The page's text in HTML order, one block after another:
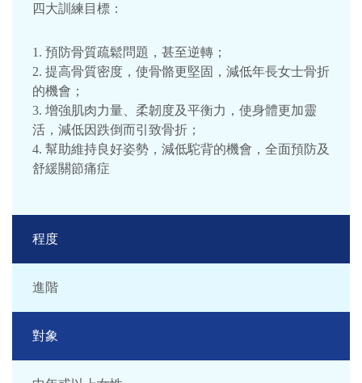
四大訓練目標：
1. 預防骨質疏鬆問題，甚至逆轉；
2. 提高骨質密度，使骨骼更堅固，減低年長女士骨折
的機會；
3. 增強肌肉力量、柔韌度及平衡力，使身體更加靈
活，減低因跌倒而引致骨折；
4. 幫助維持良好姿勢，減低駝背的機會，全面預防及
舒緩關節痛症
程度
進階
對象